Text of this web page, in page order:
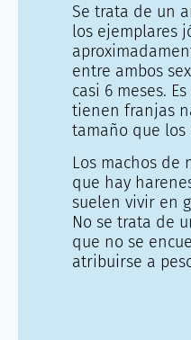
Se trata de un
los ejemplares
entre ambos
casi 6 meses.
tienen franjas
tamaño que los
Los machos
que hay
suelen vivir en
No se trata de
que no se
atribuirse a